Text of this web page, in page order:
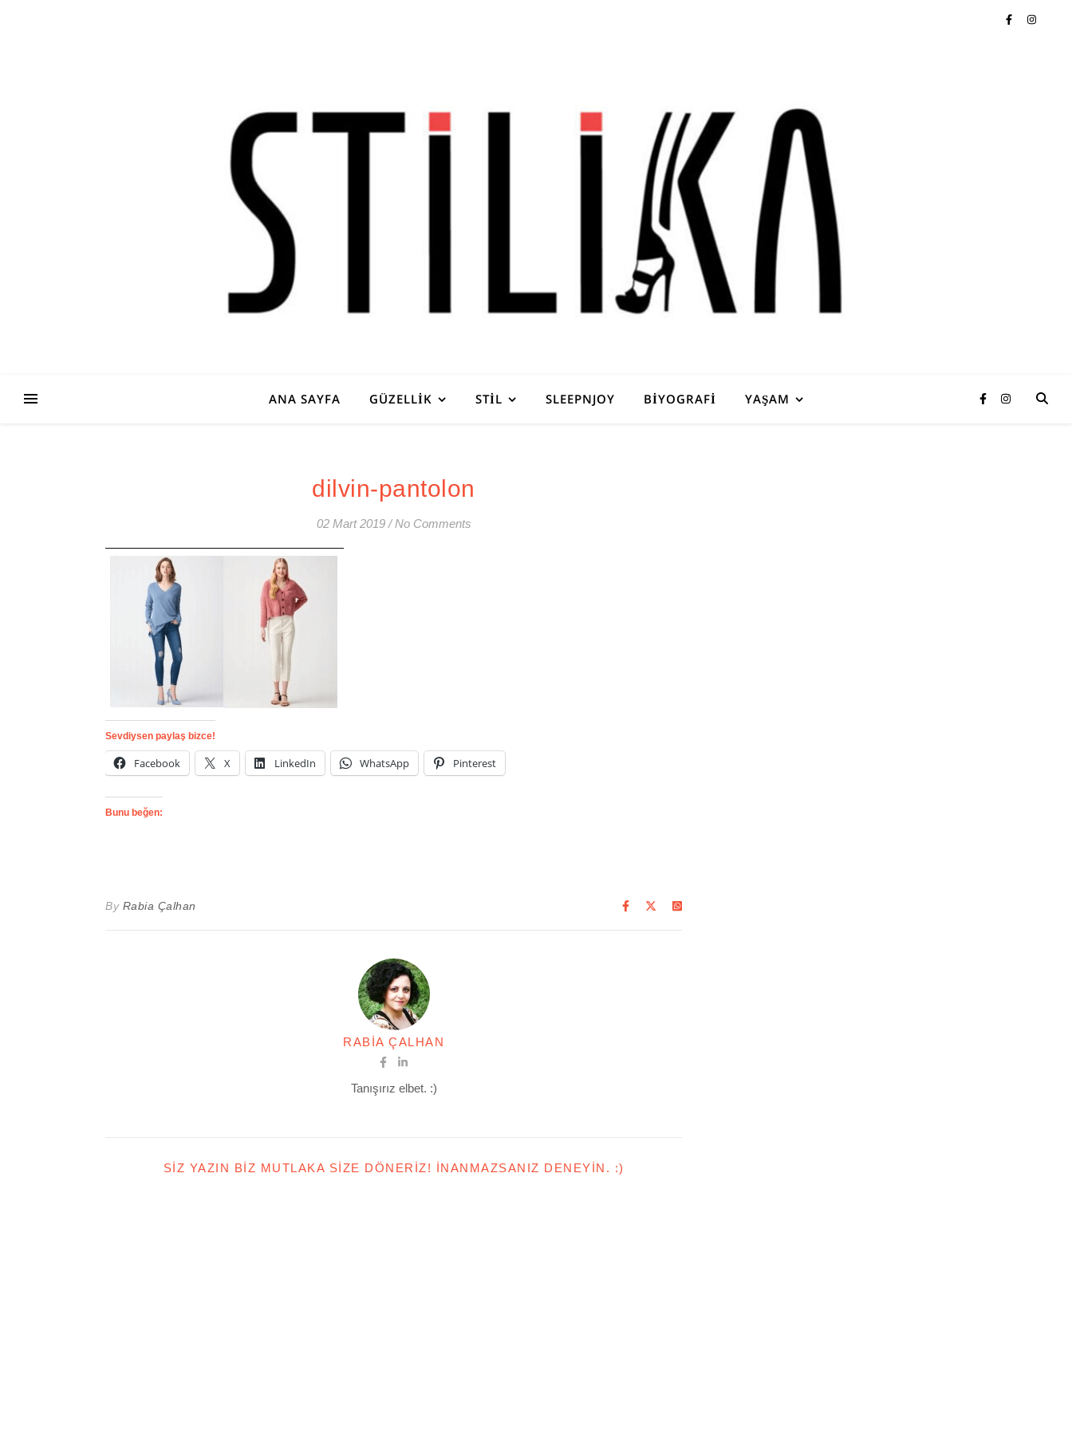
ANA SAYFA GÜZELLIK STIL SLEEPNJOY BIYOGRAFI YAŞAM
dilvin-pantolon
02 Mart 2019 / No Comments
Sevdiysen paylaş bizce!
Facebook X LinkedIn WhatsApp Pinterest
Bunu beğen:
By Rabia Çalhan
RABIA ÇALHAN
Tanışırız elbet. :)
SIZ YAZIN BIZ MUTLAKA SIZE DÖNERIZ! İNANMAZSANIZ DENEYIN. :)